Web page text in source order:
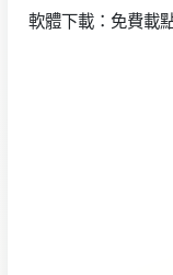
軟體下載：免費載